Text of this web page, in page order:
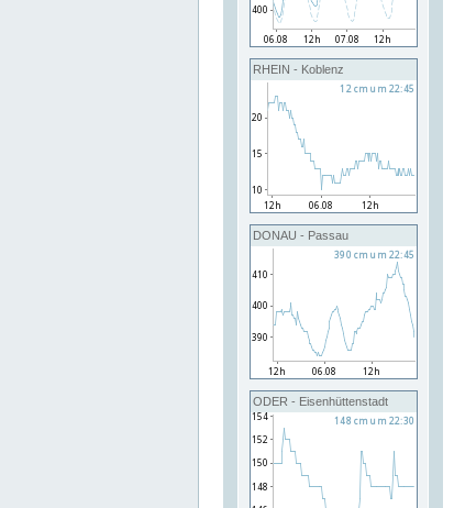
RHEIN - Koblenz
DONAU - Passau
ODER - Eisenhüttenstadt